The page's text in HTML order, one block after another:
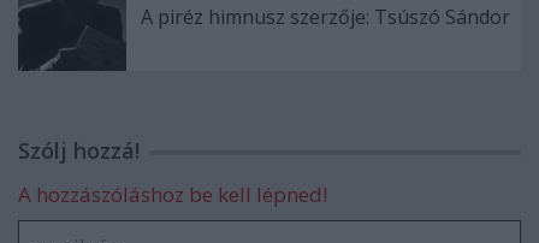
A piréz himnusz szerzője: Tsúszó Sándor
Szólj hozzá!
A hozzászóláshoz be kell lépned!